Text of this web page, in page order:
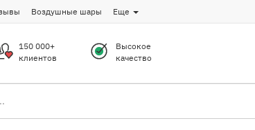
Воздушные шары Еще
150 000+
клиентов
Высокое
качество